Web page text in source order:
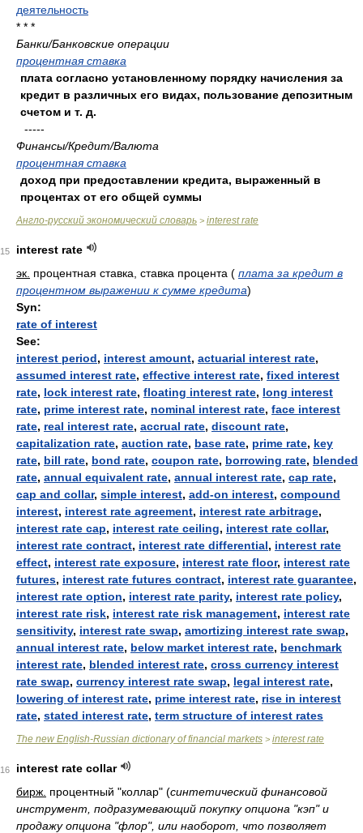
деятельность
* * *
Банки/Банковские операции
процентная ставка
плата согласно установленному порядку начисления за
кредит в различных его видах, пользование депозитным
счетом и т. д.
-----
Финансы/Кредит/Валюта
процентная ставка
доход при предоставлении кредита, выраженный в
процентах от его общей суммы
Англо-русский экономический словарь > interest rate
15
interest rate
эк. процентная ставка, ставка процента ( плата за кредит в
процентном выражении к сумме кредита)
Syn:
rate of interest
See:
interest period, interest amount, actuarial interest rate,
assumed interest rate, effective interest rate, fixed interest
rate, lock interest rate, floating interest rate, long interest
rate, prime interest rate, nominal interest rate, face interest
rate, real interest rate, accrual rate, discount rate,
capitalization rate, auction rate, base rate, prime rate, key
rate, bill rate, bond rate, coupon rate, borrowing rate, blended
rate, annual equivalent rate, annual interest rate, cap rate,
cap and collar, simple interest, add-on interest, compound
interest, interest rate agreement, interest rate arbitrage,
interest rate cap, interest rate ceiling, interest rate collar,
interest rate contract, interest rate differential, interest rate
effect, interest rate exposure, interest rate floor, interest rate
futures, interest rate futures contract, interest rate guarantee,
interest rate option, interest rate parity, interest rate policy,
interest rate risk, interest rate risk management, interest rate
sensitivity, interest rate swap, amortizing interest rate swap,
annual interest rate, below market interest rate, benchmark
interest rate, blended interest rate, cross currency interest
rate swap, currency interest rate swap, legal interest rate,
lowering of interest rate, prime interest rate, rise in interest
rate, stated interest rate, term structure of interest rates
The new English-Russian dictionary of financial markets > interest rate
16
interest rate collar
бирж. процентный "коллар" (синтетический финансовой
инструмент, подразумевающий покупку опциона "кэп" и
продажу опциона "флор", или наоборот, что позволяет